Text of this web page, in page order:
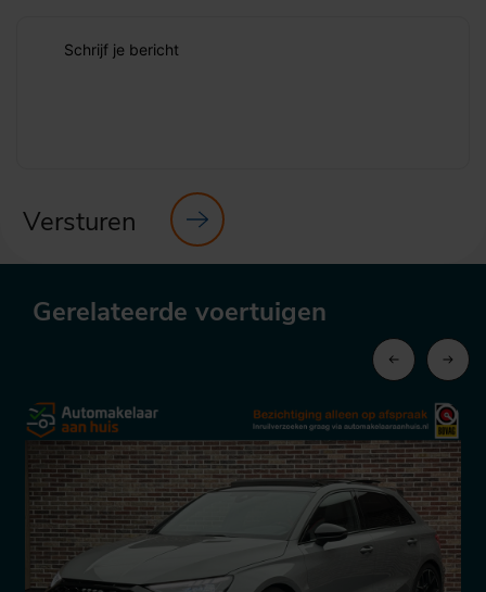
Schrijf je bericht
Versturen
Gerelateerde voertuigen